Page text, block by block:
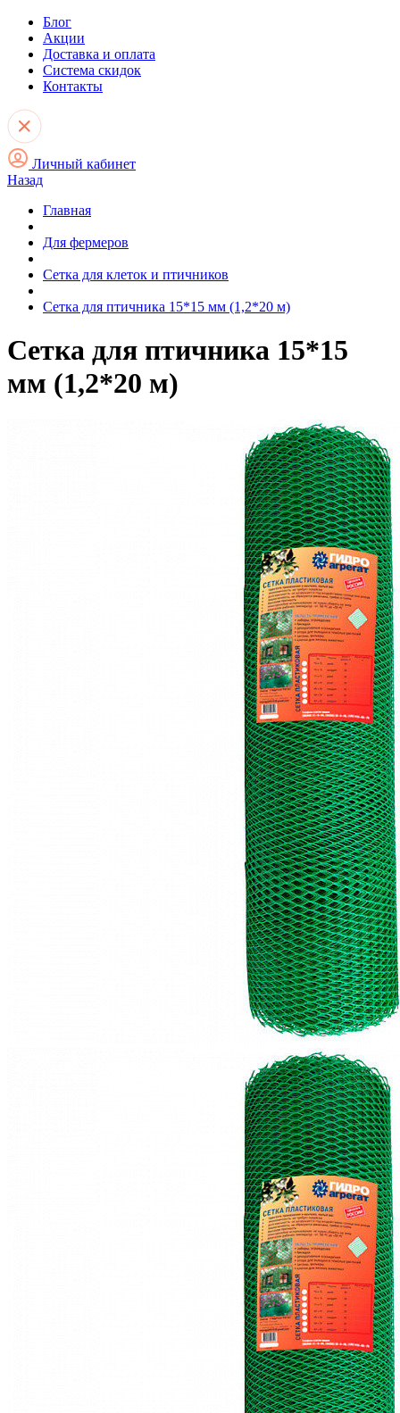
Блог
Акции
Доставка и оплата
Система скидок
Контакты
Личный кабинет
Назад
Главная
Для фермеров
Сетка для клеток и птичников
Сетка для птичника 15*15 мм (1,2*20 м)
Сетка для птичника 15*15
мм (1,2*20 м)